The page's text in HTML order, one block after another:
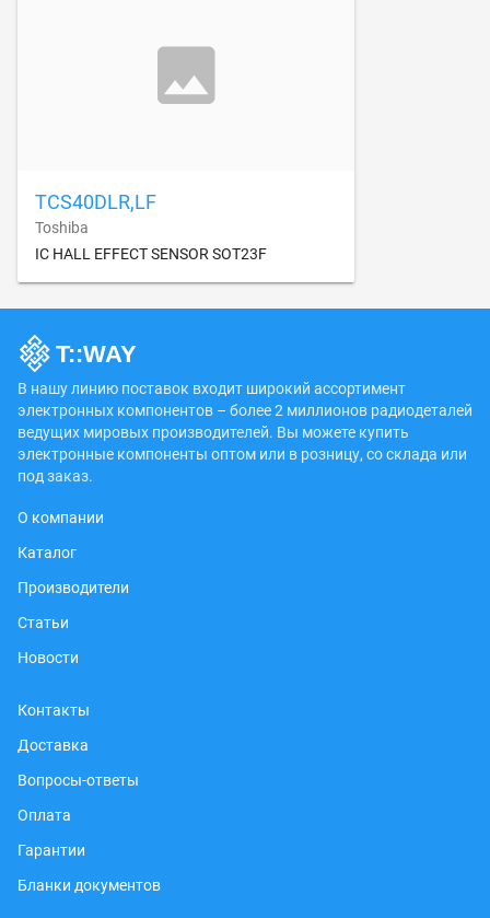
TCS40DLR,LF
Toshiba
IC HALL EFFECT SENSOR SOT23F
В нашу линию поставок входит широкий ассортимент
электронных компонентов – более 2 миллионов радиодеталей
ведущих мировых производителей. Вы можете купить
электронные компоненты оптом или в розницу, со склада или
под заказ.
О компании
Каталог
Производители
Статьи
Новости
Контакты
Доставка
Вопросы-ответы
Оплата
Гарантии
Бланки документов